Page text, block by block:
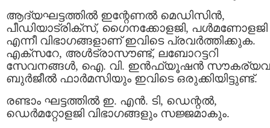
ആദ്യഘട്ടത്തിൽ ഇന്റേണൽ മെഡിസിൻ,
പീഡിയാട്രിക്‌സ്, ഗൈനക്കോളജി, പൾമണോളജി
എന്നീ വിഭാഗങ്ങളാണ് ഇവിടെ പ്രവർത്തിക്കുക.
എക്സറേ, അൾട്രാസൗണ്ട്, ലബോറട്ടറി
സേവനങ്ങൾ, ഐ. വി. ഇൻഫ്യൂഷൻ
ബുർജീൽ ഫാർമസിയും ഇവിടെ ഒരുക്കിയിട്ടുണ്ട്.
രണ്ടാം ഘട്ടത്തിൽ ഇ. എൻ. ടി, ഡെന്റൽ,
ഡെർമറ്റോളജി വിഭാഗങ്ങളും സജ്ജമാകും.